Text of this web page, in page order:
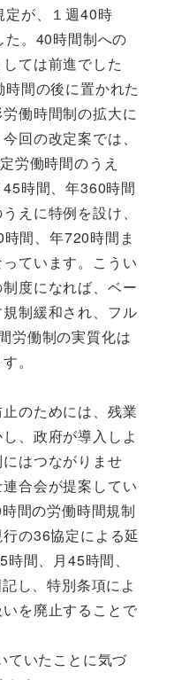
定が、１週40時
。40時間制への
ては前進でした
間の後に置かれた
働時間制の拡大に
回の改定案では、
労働時間のうえ
時間、年360時間
えに特例を設け、
間、年720時間ま
ています。こうい
度になれば、ベー
制緩和され、フル
労働制の実質化は
。
のためには、残業
、政府が導入しよ
はつながりませ
合会が提案してい
間の労働時間規制
の36協定による延
間、月45時間、
し、特別条項によ
を廃止することで
ていたことに気づ